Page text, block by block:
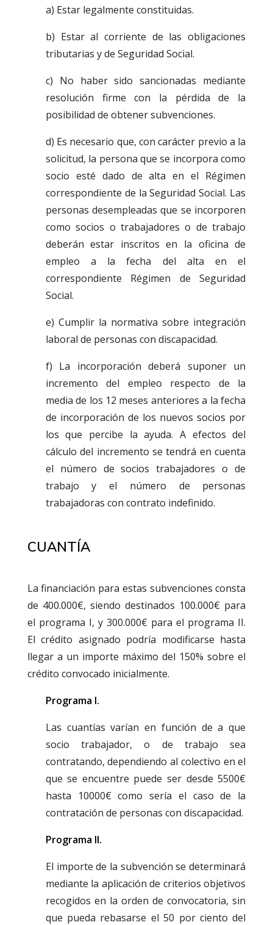
a) Estar legalmente constituidas.
b) Estar al corriente de las obligaciones
tributarias y de Seguridad Social.
c) No haber sido sancionadas mediante
resolución firme con la pérdida de la
posibilidad de obtener subvenciones.
d) Es necesario que, con carácter previo a la
solicitud, la persona que se incorpora como
socio esté dado de alta en el Régimen
correspondiente de la Seguridad Social. Las
personas desempleadas que se incorporen
como socios o trabajadores o de trabajo
deberán estar inscritos en la oficina de
empleo a la fecha del alta en el
correspondiente Régimen de Seguridad
Social.
e) Cumplir la normativa sobre integración
laboral de personas con discapacidad.
f) La incorporación deberá suponer un
incremento del empleo respecto de la
media de los 12 meses anteriores a la fecha
de incorporación de los nuevos socios por
los que percibe la ayuda. A efectos del
cálculo del incremento se tendrá en cuenta
el número de socios trabajadores o de
trabajo y el número de personas
trabajadoras con contrato indefinido.
CUANTÍA
La financiación para estas subvenciones consta
de 400.000€, siendo destinados 100.000€ para
el programa I, y 300.000€ para el programa II.
El crédito asignado podría modificarse hasta
llegar a un importe máximo del 150% sobre el
crédito convocado inicialmente.
Programa I.
Las cuantías varían en función de a que
socio trabajador, o de trabajo sea
contratando, dependiendo al colectivo en el
que se encuentre puede ser desde 5500€
hasta 10000€ como sería el caso de la
contratación de personas con discapacidad.
Programa II.
El importe de la subvención se determinará
mediante la aplicación de criterios objetivos
recogidos en la orden de convocatoria, sin
que pueda rebasarse el 50 por ciento del